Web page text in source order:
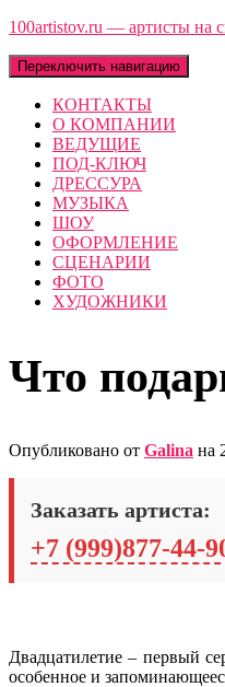
100artistov.ru — артисты на
Переключить навигацию
КОНТАКТЫ
О КОМПАНИИ
ВЕДУЩИЕ
ПОД-КЛЮЧ
ДРЕССУРА
МУЗЫКА
ШОУ
ОФОРМЛЕНИЕ
СЦЕНАРИИ
ФОТО
ХУДОЖНИКИ
Что
Опубликовано от Galina на
Заказать артиста:
+7 (999)877-44-
Двадцатилетие – первый
особенное и